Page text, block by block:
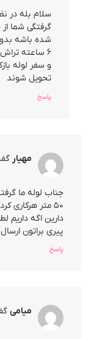
سلام بله در
گرفتگی شما از
۶ ساعته تراش
و سفر لوله
تحویل شوند
پاسخ
مهیار گفت:
جناب لوله ما
دارین اگه داریم
پیری براتون ارسال
پاسخ
میامی